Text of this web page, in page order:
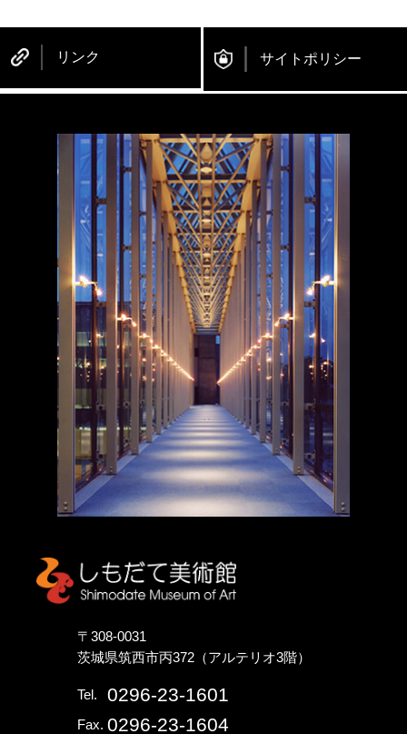
リンク サイトポリシー
しもだて美術館
〒308-0031
茨城県筑西市丙372（アルテリオ3階）
Tel. 0296-23-1601
Fax. 0296-23-1604